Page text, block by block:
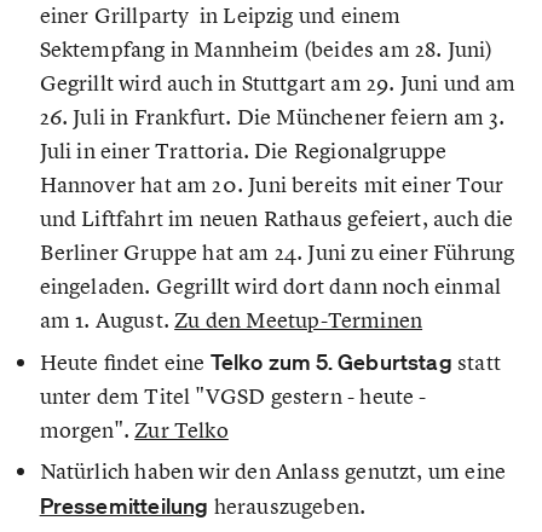
einer Grillparty in Leipzig und einem
Sektempfang in Mannheim (beides am 28. Juni)
Gegrillt wird auch in Stuttgart am 29. Juni und am
26. Juli in Frankfurt. Die Münchener feiern am 3.
Juli in einer Trattoria. Die Regionalgruppe
Hannover hat am 20. Juni bereits mit einer Tour
und Liftfahrt im neuen Rathaus gefeiert, auch die
Berliner Gruppe hat am 24. Juni zu einer Führung
eingeladen. Gegrillt wird dort dann noch einmal
am 1. August.Zu den Meetup-Terminen
Heute findet eine Telko zum 5. Geburtstag statt
unter dem Titel "VGSD gestern - heute -
morgen".Zur Telko
Natürlich haben wir den Anlass genutzt, um eine
Pressemitteilung herauszugeben.